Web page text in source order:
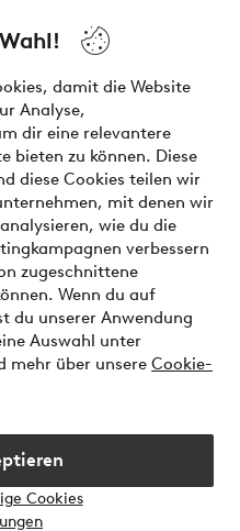
damit die Website
Analyse,
dir eine relevantere
bieten zu können. Diese
diese Cookies teilen wir
mit denen wir
wie du die
verbessern
zugeschnittene
Wenn du auf
du unserer Anwendung
Auswahl unter
mehr über unsere Cookie-
Cookies
oder aufteilen
über unsere
erfahren?